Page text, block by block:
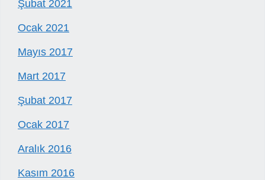
Şubat 2021
Ocak 2021
Mayıs 2017
Mart 2017
Şubat 2017
Ocak 2017
Aralık 2016
Kasım 2016